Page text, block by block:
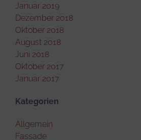
Januar 2019
Dezember 2018
Oktober 2018
August 2018
Juni 2018
Oktober 2017
Januar 2017
Kategorien
Allgemein
Fassade